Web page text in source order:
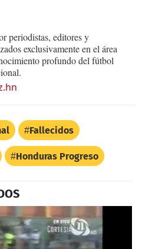
periodistas, editores y
exclusivamente en el área
profundo del fútbol
Fallecidos
Honduras Progreso